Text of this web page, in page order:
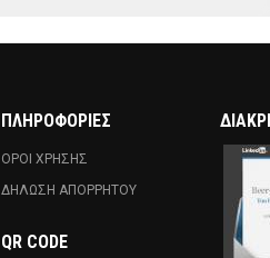
ΠΛΗΡΟΦΟΡΙΕΣ
ΟΡΟΙ ΧΡΗΣΗΣ
ΔΗΛΩΣΗ ΑΠΟΡΡΗΤΟΥ
QR CODE